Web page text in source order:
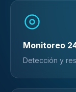
Monitoreo
Detección y